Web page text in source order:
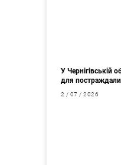
У Чернігівській
для
2 / 07 / 2026